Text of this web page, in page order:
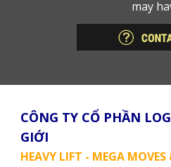
may
CÔNG TY CỔ PHẦN
GIỚI
HEAVY LIFT - MEGA MOVES